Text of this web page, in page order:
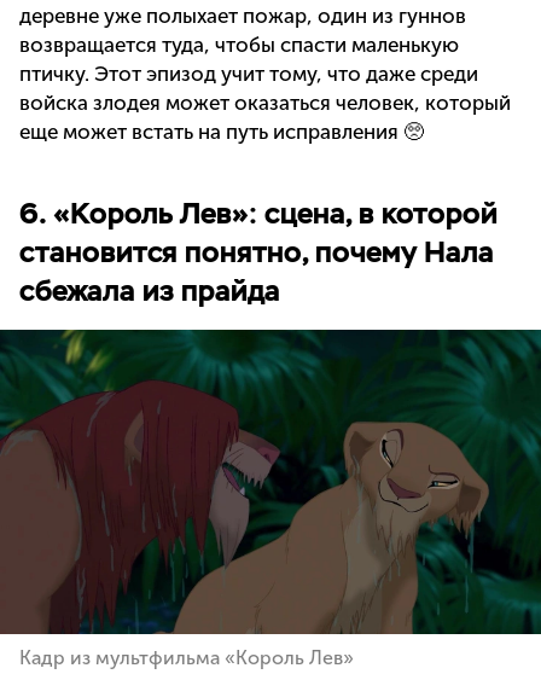
деревне уже полыхает пожар, один из гуннов
возвращается туда, чтобы спасти маленькую
птичку. Этот эпизод учит тому, что даже среди
войска злодея может оказаться человек, который
еще может встать на путь исправления 🥺
6. «Король Лев»: сцена, в которой
становится понятно, почему Нала
сбежала из прайда
Кадр из мультфильма «Король Лев»